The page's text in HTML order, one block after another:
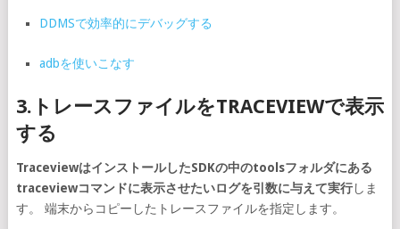
DDMSで効率的にデバッグする
adbを使いこなす
3.トレースファイルをTRACEVIEWで表示
する
TraceviewはインストールしたSDKの中のtoolsフォルダにある
traceviewコマンドに表示させたいログを引数に与えて実行しま
す。 端末からコピーしたトレースファイルを指定します。